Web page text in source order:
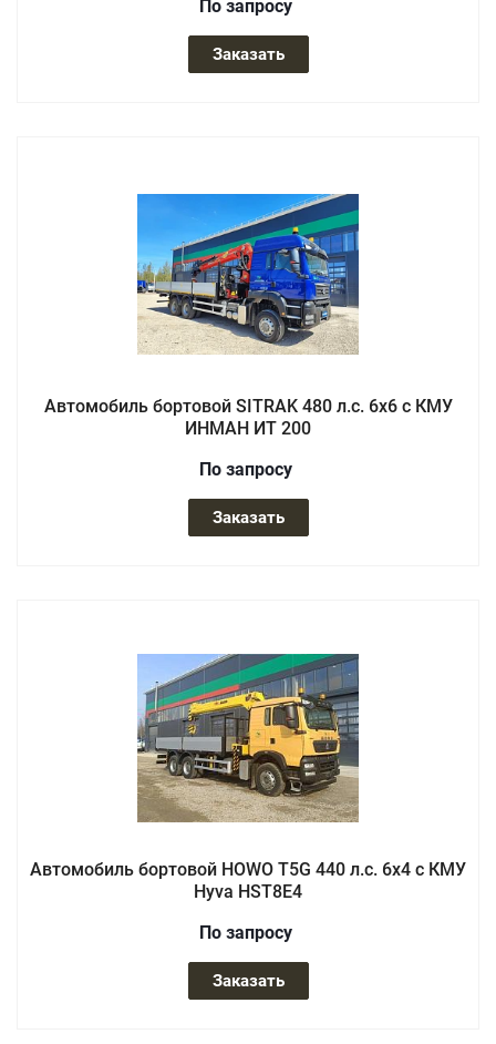
По запросу
Заказать
Автомобиль бортовой SITRAK 480 л.с. 6x6 с КМУ
ИНМАН ИТ 200
По запросу
Заказать
Автомобиль бортовой HOWO T5G 440 л.с. 6x4 с КМУ
Hyva HST8E4
По запросу
Заказать